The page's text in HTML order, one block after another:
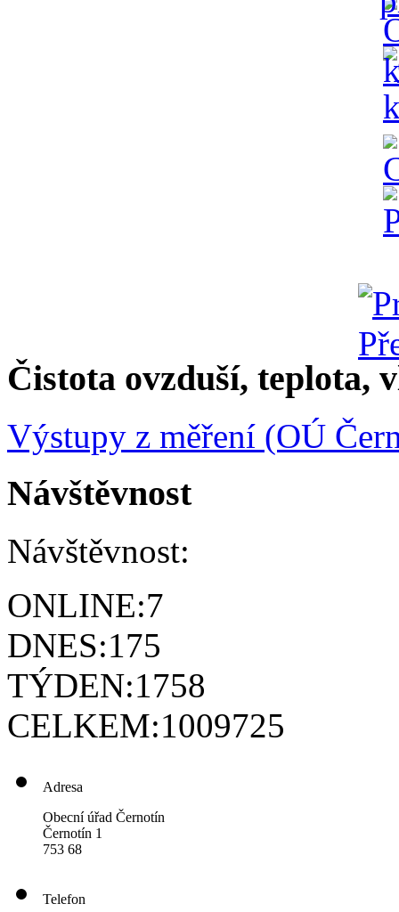
Čistota ovzduší, teplota,
Výstupy z měření (OÚ
Návštěvnost
Návštěvnost:
ONLINE:7
DNES:175
TÝDEN:1758
CELKEM:1009725
Adresa
Obecní úřad Černotín
Černotín 1
753 68
Telefon